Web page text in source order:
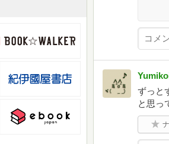
ずっと
と思っ